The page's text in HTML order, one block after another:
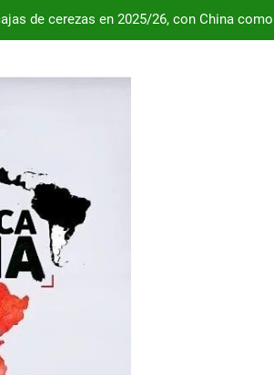
de cerezas en 2025/26, con China
de cerezas en 2025/26, con China
automotriz argentina podría enfrentar una
de Argentina con China supera los